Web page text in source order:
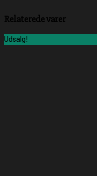
Relaterede varer
Udsalg!